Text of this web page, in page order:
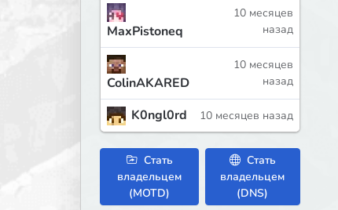
MaxPistoneq
10 месяцев
назад
ColinAKARED
10 месяцев
назад
K0ngl0rd 10 месяцев назад
Стать
владельцем
(MOTD)
Стать
владельцем
(DNS)